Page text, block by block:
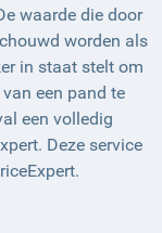
waarde die door
worden als
in staat stelt om
een pand te
een volledig
Deze service